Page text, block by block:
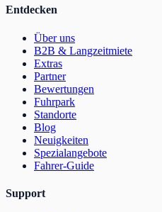
Entdecken
Über uns
B2B & Langzeitmiete
Extras
Partner
Bewertungen
Fuhrpark
Standorte
Blog
Neuigkeiten
Spezialangebote
Fahrer-Guide
Support